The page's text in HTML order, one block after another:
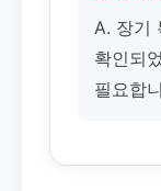
A. 장기
확인되
필요합